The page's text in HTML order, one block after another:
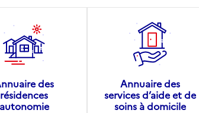
des
résidences
autonomie
Annuaire des
services d’aide et de
soins à domicile